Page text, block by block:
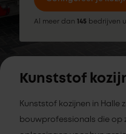
Al meer dan 145 bedrijven
Kunststof
Kunststof kozijnen in Halle
bouwprofessionals die op